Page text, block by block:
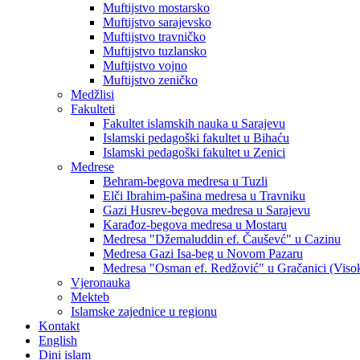
Muftijstvo mostarsko
Muftijstvo sarajevsko
Muftijstvo travničko
Muftijstvo tuzlansko
Muftijstvo vojno
Muftijstvo zeničko
Medžlisi
Fakulteti
Fakultet islamskih nauka u Sarajevu
Islamski pedagoški fakultet u Bihaću
Islamski pedagoški fakultet u Zenici
Medrese
Behram-begova medresa u Tuzli
Elči Ibrahim-pašina medresa u Travniku
Gazi Husrev-begova medresa u Sarajevu
Karađoz-begova medresa u Mostaru
Medresa "Džemaluddin ef. Čauševć" u Cazinu
Medresa Gazi Isa-beg u Novom Pazaru
Medresa "Osman ef. Redžović" u Gračanici
Vjeronauka
Mekteb
Islamske zajednice u regionu
Kontakt
English
Dini islam